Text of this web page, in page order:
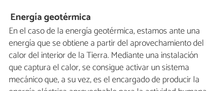
Energía geotérmica
En el caso de la energía geotérmica, estamos ante una
energía que se obtiene a partir del aprovechamiento del
calor del interior de la Tierra. Mediante una instalación
que captura el calor, se consigue activar un sistema
mecánico que, a su vez, es el encargado de producir la